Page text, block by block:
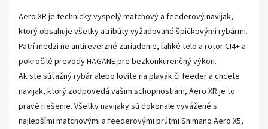
Aero XR je technicky vyspelý matchový a feederový navijak,
ktorý obsahuje všetky atribúty vyžadované špičkovými rybármi.
Patrí medzi ne antireverzné zariadenie, ľahké telo a rotor CI4+ a
pokročilé prevody HAGANE pre bezkonkurenčný výkon.
Ak ste súťažný rybár alebo lovíte na plavák či feeder a chcete
navijak, ktorý zodpovedá vašim schopnostiam, Aero XR je to
pravé riešenie. Všetky navijaky sú dokonale vyvážené s
najlepšími matchovými a feederovými prútmi Shimano Aero X5,